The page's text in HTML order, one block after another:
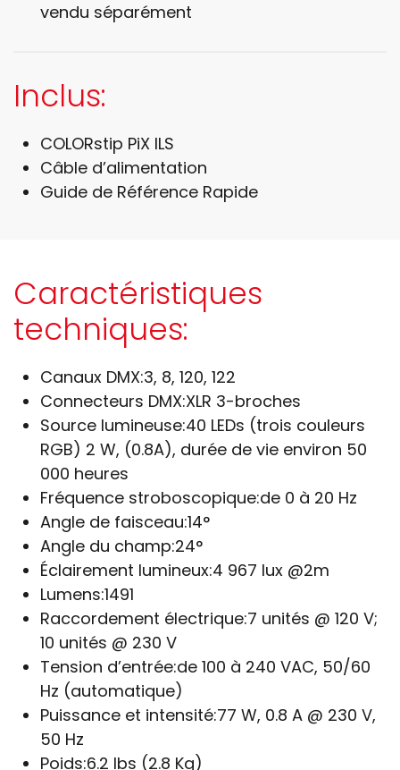
vendu séparément
Inclus:
COLORstip PiX ILS
Câble d’alimentation
Guide de Référence Rapide
Caractéristiques
techniques:
Canaux DMX:3, 8, 120, 122
Connecteurs DMX:XLR 3-broches
Source lumineuse:40 LEDs (trois couleurs
RGB) 2 W, (0.8A), durée de vie environ 50
000 heures
Fréquence stroboscopique:de 0 à 20 Hz
Angle de faisceau:14°
Angle du champ:24°
Éclairement lumineux:4 967 lux @2m
Lumens:1491
Raccordement électrique:7 unités @ 120 V;
10 unités @ 230 V
Tension d’entrée:de 100 à 240 VAC, 50/60
Hz (automatique)
Puissance et intensité:77 W, 0.8 A @ 230 V,
50 Hz
Poids:6.2 lbs (2.8 Kg)